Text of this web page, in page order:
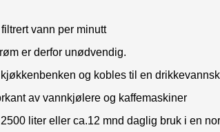
vann per minutt
er derfor unødvendig.
og kobles til en
av vannkjølere og kaffemaskiner
liter eller ca.12 mnd daglig bruk i en